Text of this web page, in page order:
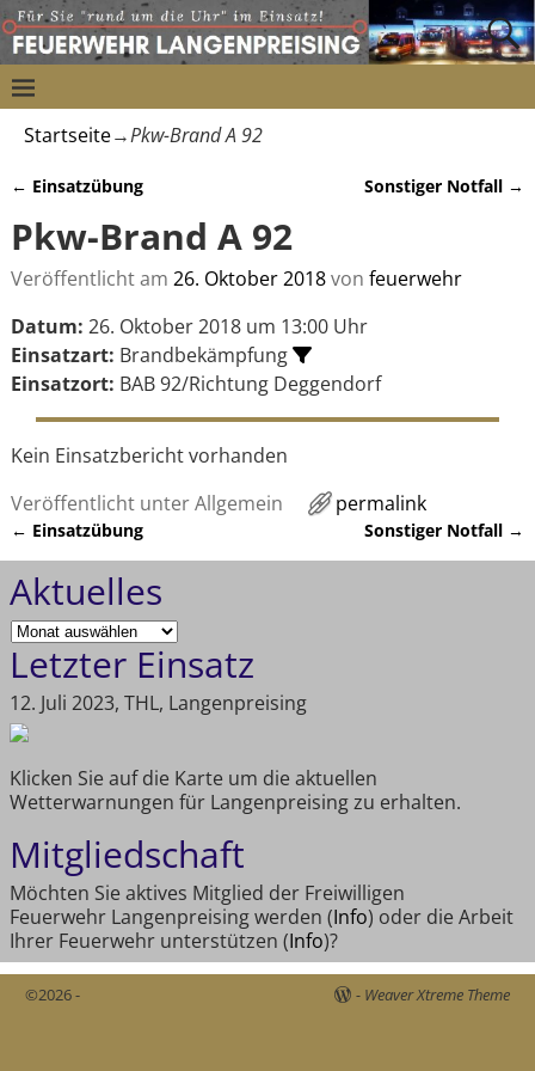
Startseite→Pkw-Brand A 92
← Einsatzübung Sonstiger Notfall →
Pkw-Brand A 92
Veröffentlicht am 26. Oktober 2018von feuerwehr
Datum: 26. Oktober 2018 um 13:00 Uhr
Einsatzart: Brandbekämpfung
Einsatzort: BAB 92/Richtung Deggendorf
Kein Einsatzbericht vorhanden
Veröffentlicht unterAllgemein permalink
Artikelnavigation
← Einsatzübung Sonstiger Notfall →
Aktuelles
Letzter Einsatz
12. Juli 2023, THL, Langenpreising
Klicken Sie auf die Karte um die aktuellen
Wetterwarnungen für Langenpreising zu erhalten.
Mitgliedschaft
Möchten Sie aktives Mitglied der Freiwilligen
Feuerwehr Langenpreising werden (Info) oder die Arbeit
Ihrer Feuerwehr unterstützen (Info)?
©2026 - - Weaver Xtreme Theme